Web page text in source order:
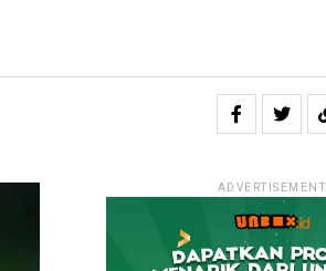
ADVERTISEMENT